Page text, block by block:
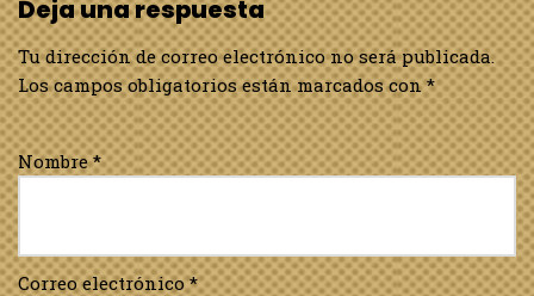
Deja una respuesta
Tu dirección de correo electrónico no será publicada.
Los campos obligatorios están marcados con*
Nombre*
Correo electrónico*